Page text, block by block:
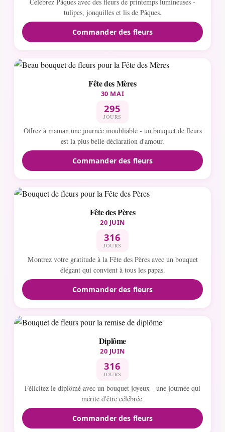
tulipes, jonquilles et lis de Pâques.
Commander des fleurs
Fête des Mères
30 MAI
295
JOURS
Offrez à maman une journée inoubliable - un bouquet de fleurs
est la plus belle déclaration d'amour.
Commander des fleurs
Fête des Pères
20 JUIN
316
JOURS
Montrez votre gratitude à la Fête des Pères avec un bouquet
élégant qui convient à tous les papas.
Commander des fleurs
Diplôme
20 JUIN
316
JOURS
Félicitez le diplômé avec un bouquet joyeux - une journée qui
mérite d'être célébrée.
Commander des fleurs